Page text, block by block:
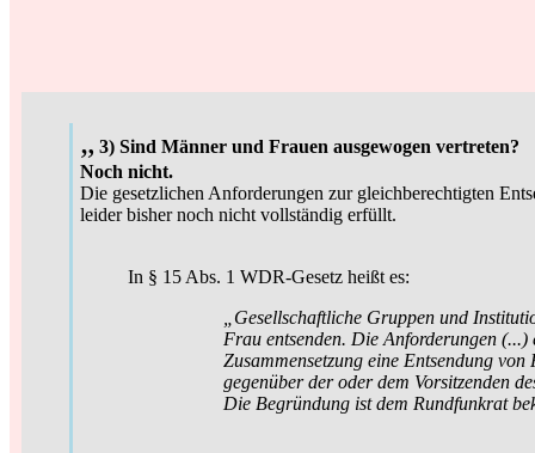
„ 3) Sind Männer und Frauen ausgewogen vertreten?
Noch nicht.
Die gesetzlichen Anforderungen zur gleichberechtigten
leider bisher noch nicht vollständig erfüllt.
In § 15 Abs. 1 WDR-Gesetz heißt es:
„Gesellschaftliche Gruppen und
Frau entsenden. Die Anforderungen
Zusammensetzung eine Entsendung
gegenüber der oder dem Vorsitzenden
Die Begründung ist dem Rundfunkrat